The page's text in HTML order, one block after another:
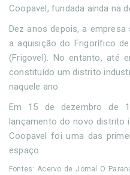
Coopavel, fundada ainda na
Dez anos depois, a
a aquisição do Frigorífico
(Frigovel). No entanto, até
constituído um distrito
naquele ano.
Em 15 de dezembro de
lançamento do novo distrito
Coopavel foi uma das
espaço.
Fontes: Acervo de Jornal O